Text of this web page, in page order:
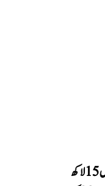
آسام: سیلاب سے 13 اضلاع میں 15 لاکھ